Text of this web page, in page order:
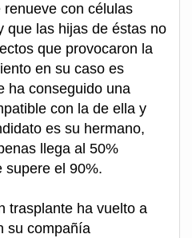
con células
que las hijas de éstas no
que provocaron la
en su caso es
ha conseguido una
con la de ella y
es su hermano,
llega al 50%
supere el 90%.
trasplante ha vuelto a
su compañía